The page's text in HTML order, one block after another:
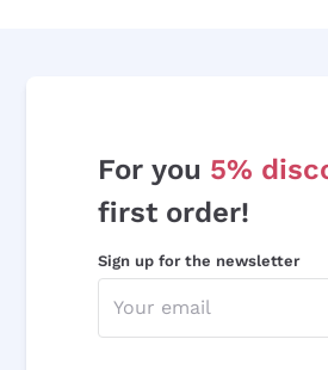
For you 5%
first order!
Sign up for the newsletter